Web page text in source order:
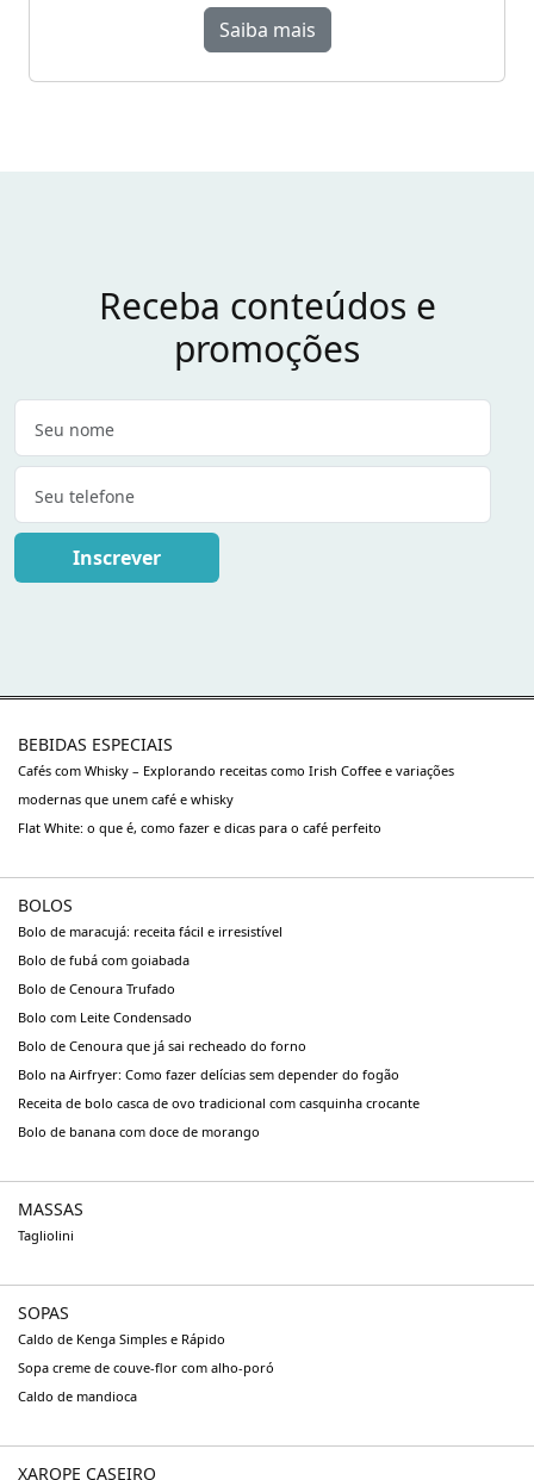
Saiba mais
Receba conteúdos e
promoções
Inscrever
BEBIDAS ESPECIAIS
Cafés com Whisky – Explorando receitas como Irish Coffee e variações
modernas que unem café e whisky
Flat White: o que é, como fazer e dicas para o café perfeito
BOLOS
Bolo de maracujá: receita fácil e irresistível
Bolo de fubá com goiabada
Bolo de Cenoura Trufado
Bolo com Leite Condensado
Bolo de Cenoura que já sai recheado do forno
Bolo na Airfryer: Como fazer delícias sem depender do fogão
Receita de bolo casca de ovo tradicional com casquinha crocante
Bolo de banana com doce de morango
MASSAS
Tagliolini
SOPAS
Caldo de Kenga Simples e Rápido
Sopa creme de couve-flor com alho-poró
Caldo de mandioca
XAROPE CASEIRO